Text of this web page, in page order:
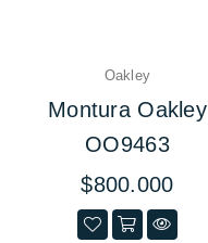
Oakley
Montura Oakley
OO9463
Precio
habitual
$800.000